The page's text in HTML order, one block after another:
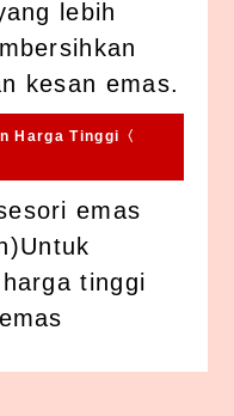
lebih
kesan emas.
Harga Tinggi〈
emas
tinggi